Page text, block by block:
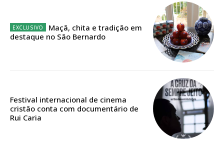
Edição em papel entregue à Quinta-feira em sua
Ofertas para assinatura anual
Maçã, chita e tradição em
destaque no São Bernardo
Festival internacional de cinema
cristão conta com documentário de
Rui Caria